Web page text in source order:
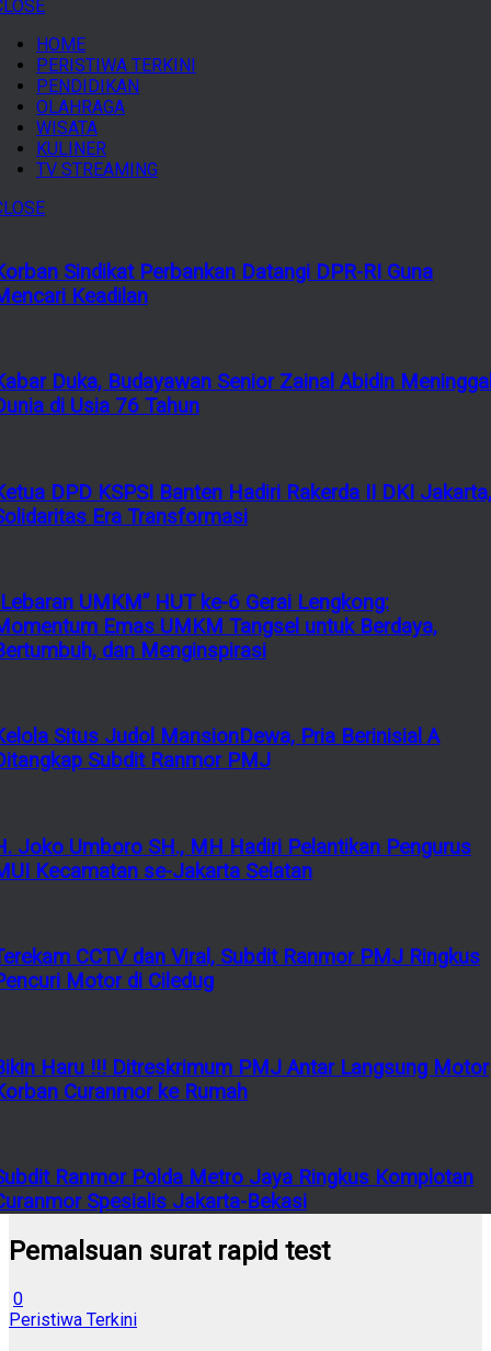
HOME
PERISTIWA TERKINI
PENDIDIKAN
OLAHRAGA
WISATA
KULINER
TV STREAMING
Sindikat Perbankan Datangi DPR-RI Guna
Keadilan
Duka, Budayawan Senior Zainal Abidin
di Usia 76 Tahun
DPD KSPSI Banten Hadiri Rakerda II DKI Jakarta,
Era Transformasi
UMKM” HUT ke-6 Gerai Lengkong:
Emas UMKM Tangsel untuk Berdaya,
dan Menginspirasi
Situs Judol MansionDewa, Pria Berinisial A
Subdit Ranmor PMJ
Joko Umboro SH., MH Hadiri Pelantikan Pengurus
Kecamatan se-Jakarta Selatan
CCTV dan Viral, Subdit Ranmor PMJ Ringkus
Motor di Ciledug
Haru !!! Ditreskrimum PMJ Antar Langsung Motor
Curanmor ke Rumah
Ranmor Polda Metro Jaya Ringkus Komplotan
Spesialis Jakarta-Bekasi
Pemalsuan surat rapid test
0
Peristiwa Terkini